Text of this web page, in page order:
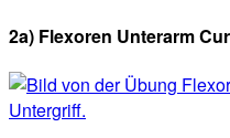
2a) Flexoren Unterarm